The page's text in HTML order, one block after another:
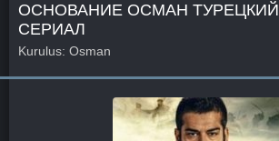
ОСНОВАНИЕ ОСМАН ТУРЕЦКИЙ
СЕРИАЛ
Kurulus: Osman